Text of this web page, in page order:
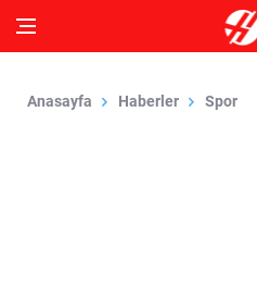
Anasayfa Haberler Spor